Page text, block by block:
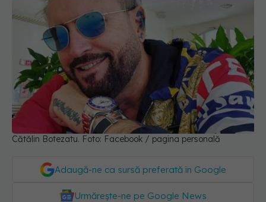
Cătălin Botezatu. Foto: Facebook / pagina personală
Adaugă-ne ca sursă preferată în Google
Urmărește-ne pe Google News